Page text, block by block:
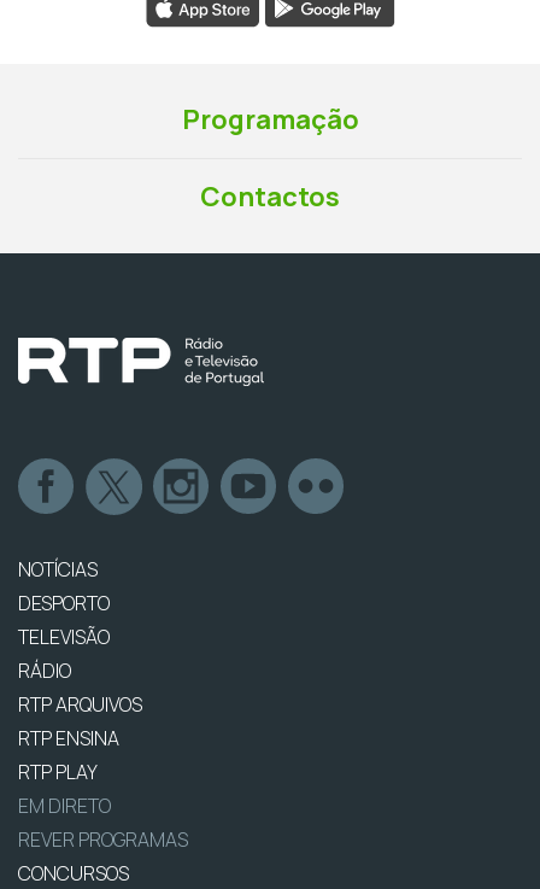
Programação
Contactos
NOTÍCIAS
DESPORTO
TELEVISÃO
RÁDIO
RTP ARQUIVOS
RTP ENSINA
RTP PLAY
EM DIRETO
REVER PROGRAMAS
CONCURSOS